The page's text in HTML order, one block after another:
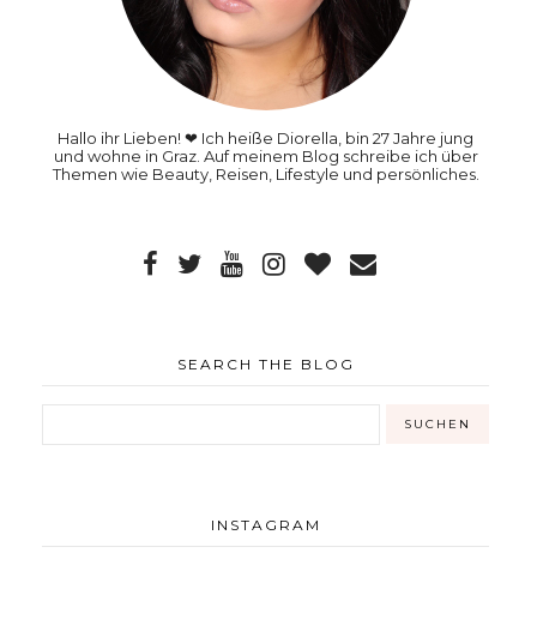
Hallo ihr Lieben! ❤ Ich heiße Diorella, bin 27 Jahre jung
und wohne in Graz. Auf meinem Blog schreibe ich über
Themen wie Beauty, Reisen, Lifestyle und persönliches.
SEARCH THE BLOG
INSTAGRAM